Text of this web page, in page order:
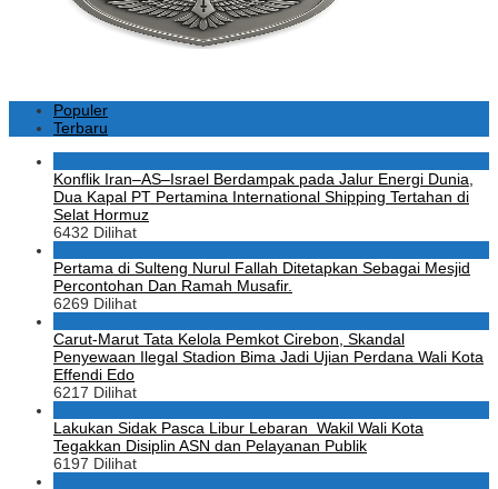
Populer
Terbaru
Konflik Iran–AS–Israel Berdampak pada Jalur Energi Dunia,
Dua Kapal PT Pertamina International Shipping Tertahan di
Selat Hormuz
6432 Dilihat
Pertama di Sulteng Nurul Fallah Ditetapkan Sebagai Mesjid
Percontohan Dan Ramah Musafir.
6269 Dilihat
Carut-Marut Tata Kelola Pemkot Cirebon, Skandal
Penyewaan Ilegal Stadion Bima Jadi Ujian Perdana Wali Kota
Effendi Edo
6217 Dilihat
Lakukan Sidak Pasca Libur Lebaran Wakil Wali Kota
Tegakkan Disiplin ASN dan Pelayanan Publik
6197 Dilihat